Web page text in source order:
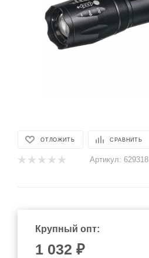
ОТЛОЖИТЬ СРАВНИТЬ
Артикул: 629318
Крупный опт:
1 032 ₽